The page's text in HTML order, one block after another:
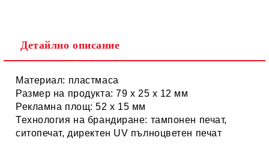
Детайлно описание
Материал: пластмаса
Размер на продукта: 79 x 25 x 12 мм
Рекламна площ: 52 x 15 мм
Технология на брандиране: тампонен печат,
ситопечат, директен UV пълноцветен печат